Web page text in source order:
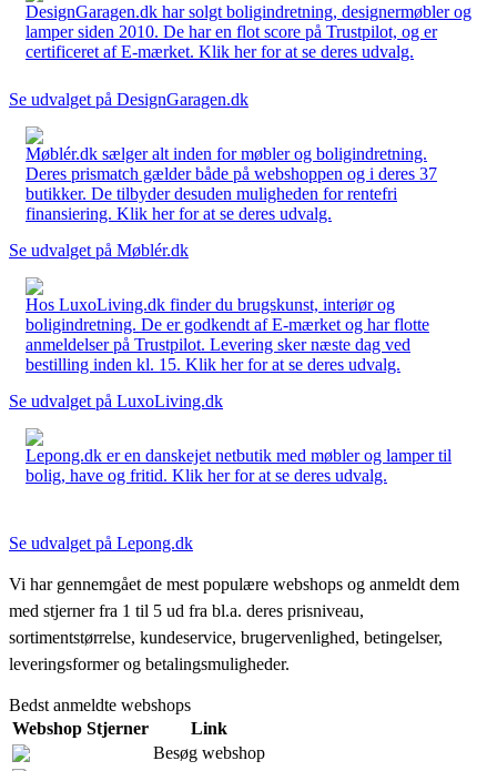
DesignGaragen.dk har solgt boligindretning, designermøbler og
lamper siden 2010. De har en flot score på Trustpilot, og er
certificeret af E-mærket. Klik her for at se deres udvalg.
Se udvalget på DesignGaragen.dk
Møblér.dk sælger alt inden for møbler og boligindretning.
Deres prismatch gælder både på webshoppen og i deres 37
butikker. De tilbyder desuden muligheden for rentefri
finansiering. Klik her for at se deres udvalg.
Se udvalget på Møblér.dk
Hos LuxoLiving.dk finder du brugskunst, interiør og
boligindretning. De er godkendt af E-mærket og har flotte
anmeldelser på Trustpilot. Levering sker næste dag ved
bestilling inden kl. 15. Klik her for at se deres udvalg.
Se udvalget på LuxoLiving.dk
Lepong.dk er en danskejet netbutik med møbler og lamper til
bolig, have og fritid. Klik her for at se deres udvalg.
Se udvalget på Lepong.dk
Vi har gennemgået de mest populære webshops og anmeldt dem
med stjerner fra 1 til 5 ud fra bl.a. deres prisniveau,
sortimentstørrelse, kundeservice, brugervenlighed, betingelser,
leveringsformer og betalingsmuligheder.
Bedst anmeldte webshops
Webshop Stjerner
Link
Besøg webshop